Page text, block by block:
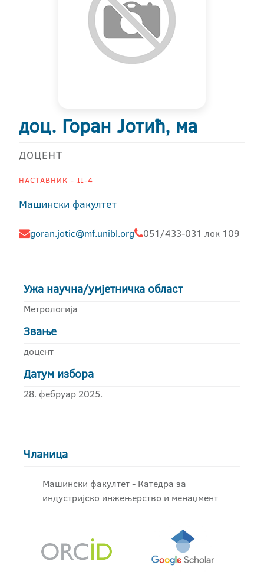
доц. Горан Јотић, ма
ДОЦЕНТ
НАСТАВНИК - II-4
Машински факултет
goran.jotic@mf.unibl.org 051/433-031 лок 109
Ужа научна/умјетничка област
Метрологија
Звање
доцент
Датум избора
28. фебруар 2025.
Чланица
Машински факултет - Катедра за
индустријско инжењерство и менаџмент